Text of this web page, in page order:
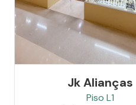
Jk Alianças
Piso L1